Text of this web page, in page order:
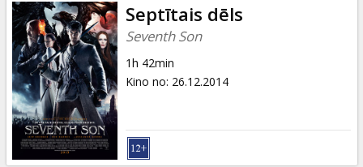
Septītais dēls
Seventh Son
1h 42min
Kino no: 26.12.2014